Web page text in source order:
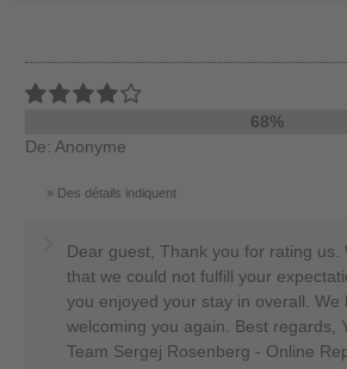
68%
De: Anonyme
Des détails indiquent
Dear guest, Thank you for rating us.
that we could not fulfill your
you enjoyed your stay in overall. We
welcoming you again. Best regards,
Team Sergej Rosenberg - Online